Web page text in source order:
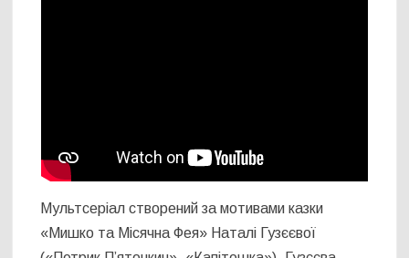
Мультсеріал створений за мотивами казки
«Мишко та Місячна Фея» Наталі Гузєєвої